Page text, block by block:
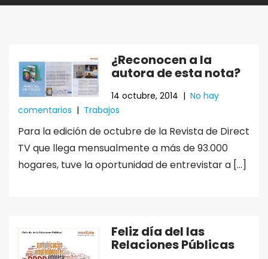
¿Reconocen a la
autora de esta nota?
14 octubre, 2014 | No hay
comentarios | Trabajos
Para la edición de octubre de la Revista de Direct
TV que llega mensualmente a más de 93.000
hogares, tuve la oportunidad de entrevistar a […]
Feliz día del las
Relaciones Públicas